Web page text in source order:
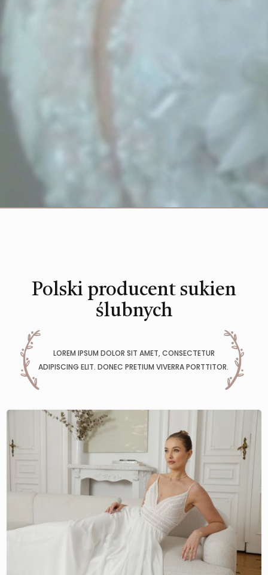
Polski producent sukien
ślubnych
LOREM IPSUM DOLOR SIT AMET, CONSECTETUR
ADIPISCING ELIT. DONEC PRETIUM VIVERRA PORTTITOR.